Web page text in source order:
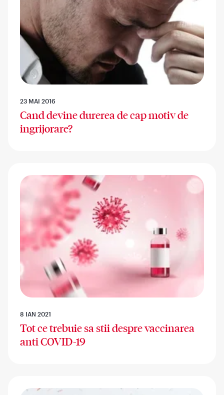
23 MAI 2016
Cand devine durerea de cap motiv de
ingrijorare?
8 IAN 2021
Tot ce trebuie sa stii despre vaccinarea
anti COVID-19